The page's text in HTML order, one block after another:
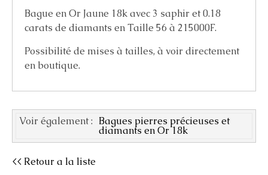
Bague en Or Jaune 18k avec 3 saphir et 0.18
carats de diamants en Taille 56 à 215000F.
Possibilité de mises à tailles, à voir directement
en boutique.
Voir également : Bagues pierres précieuses et
diamants en Or 18k
<< Retour a la liste